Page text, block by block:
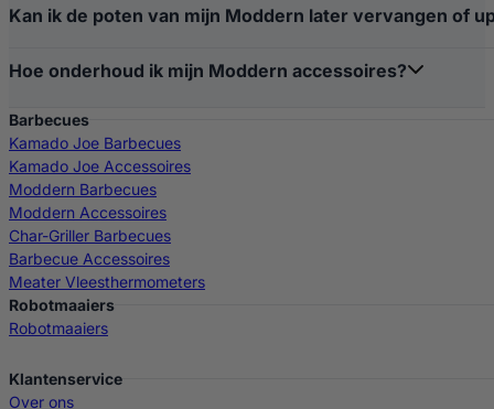
Kan ik de poten van mijn Moddern later vervangen of
Hoe onderhoud ik mijn Moddern accessoires?
Barbecues
Kamado Joe Barbecues
Kamado Joe Accessoires
Moddern Barbecues
Moddern Accessoires
Char-Griller Barbecues
Barbecue Accessoires
Meater Vleesthermometers
Robotmaaiers
Robotmaaiers
Klantenservice
Over ons